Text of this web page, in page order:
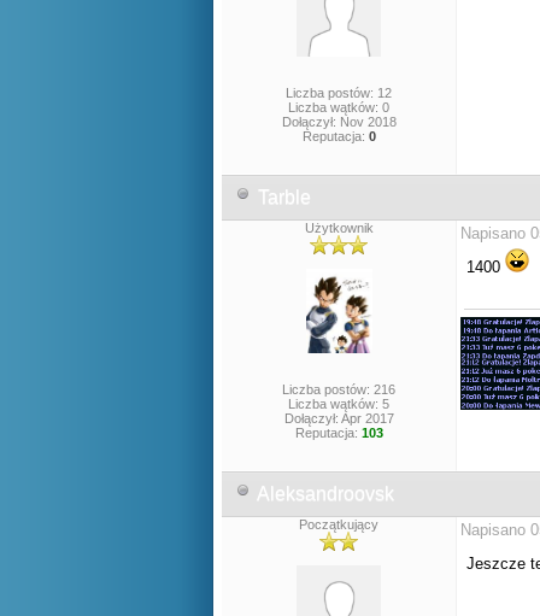
Liczba postów: 12
Liczba wątków: 0
Dołączył: Nov 2018
Reputacja: 0
Tarble
Użytkownik
Liczba postów: 216
Liczba wątków: 5
Dołączył: Apr 2017
Reputacja: 103
Napisano
1400
Aleksandroovsk
Początkujący
Napisano
Jeszcze